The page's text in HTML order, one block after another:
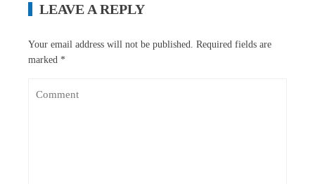
LEAVE A REPLY
Your email address will not be published.
Required fields are
marked *